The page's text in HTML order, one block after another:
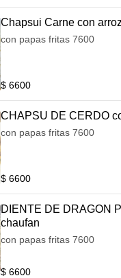
Chapsui Carne con
con papas fritas 7600
$ 6600
CHAPSU DE CERDO
con papas fritas 7600
$ 6600
DIENTE DE DRAGON
chaufan
con papas fritas 7600
$ 6600